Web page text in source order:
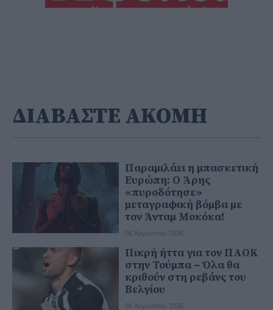
ΔΙΑΒΑΣΤΕ ΑΚΟΜΗ
Παραμιλάει η μπασκετική
Ευρώπη: Ο Άρης
«πυροδότησε»
μεταγραφική βόμβα με
τον Άνταμ Μοκόκα!
06 Αυγούστου 2026
Πικρή ήττα για τον ΠΑΟΚ
στην Τούμπα – Όλα θα
κριθούν στη ρεβάνς του
Βελγίου
06 Αυγούστου 2026